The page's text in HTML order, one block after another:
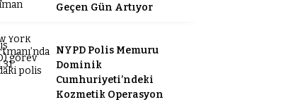
Geçen Gün Artıyor
NYPD Polis Memuru
Dominik
Cumhuriyeti’ndeki
Kozmetik Operasyon